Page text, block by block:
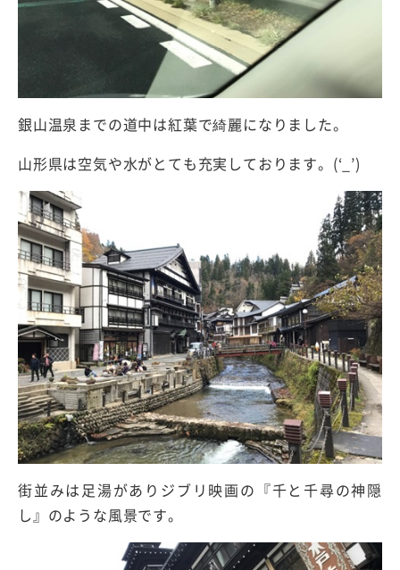
銀山温泉までの道中は紅葉で綺麗になりました。
山形県は空気や水がとても充実しております。(‘_’)
街並みは足湯がありジブリ映画の『千と千尋の神隠
し』のような風景です。